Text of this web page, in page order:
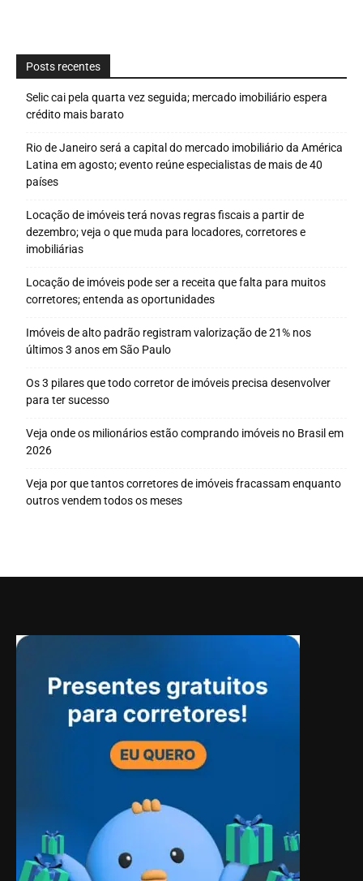
Posts recentes
Selic cai pela quarta vez seguida; mercado imobiliário espera
crédito mais barato
Rio de Janeiro será a capital do mercado imobiliário da América
Latina em agosto; evento reúne especialistas de mais de 40
países
Locação de imóveis terá novas regras fiscais a partir de
dezembro; veja o que muda para locadores, corretores e
imobiliárias
Locação de imóveis pode ser a receita que falta para muitos
corretores; entenda as oportunidades
Imóveis de alto padrão registram valorização de 21% nos
últimos 3 anos em São Paulo
Os 3 pilares que todo corretor de imóveis precisa desenvolver
para ter sucesso
Veja onde os milionários estão comprando imóveis no Brasil em
2026
Veja por que tantos corretores de imóveis fracassam enquanto
outros vendem todos os meses